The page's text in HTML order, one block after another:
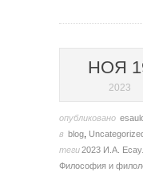
НОЯ
2023
опубликовано
в blog
теги2023 И.А.
Философия и